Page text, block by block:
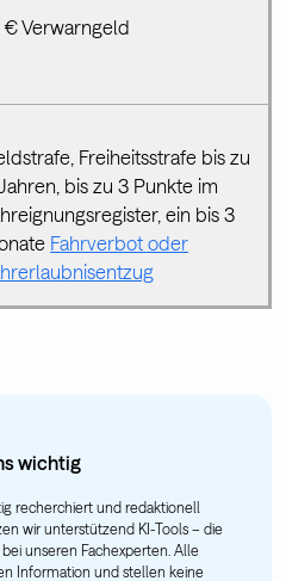
€ Verwarngeld
Freiheitsstrafe bis zu
bis zu 3 Punkte im
ein bis 3
Fahrverbot oder
wichtig
recherchiert und redaktionell
wir unterstützend KI-Tools – die
unseren Fachexperten. Alle
Information und stellen keine